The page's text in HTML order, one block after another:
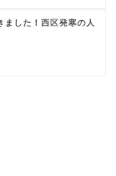
ました！西区発寒の人